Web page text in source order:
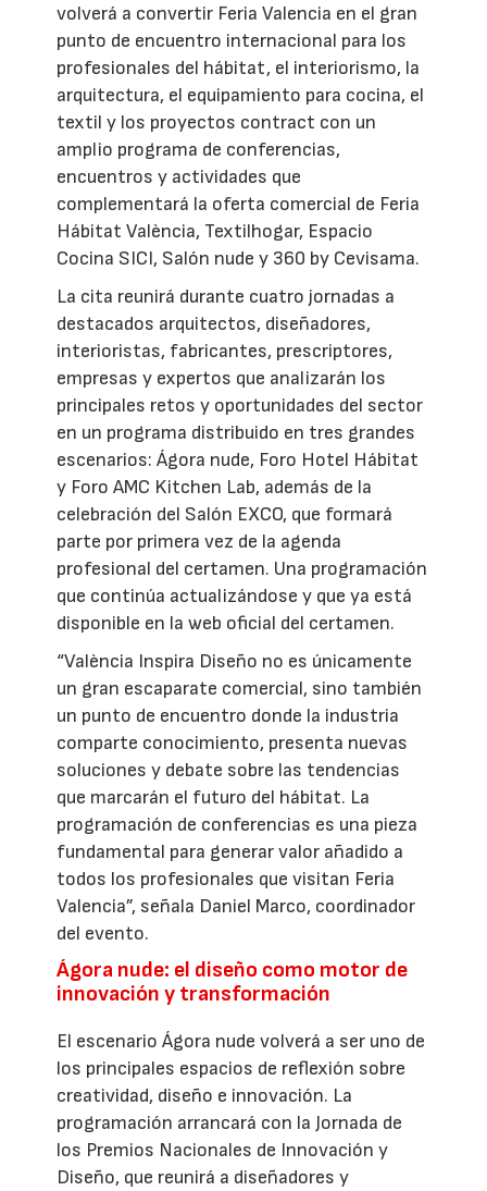
volverá a convertir Feria Valencia en el gran
punto de encuentro internacional para los
profesionales del hábitat, el interiorismo, la
arquitectura, el equipamiento para cocina, el
textil y los proyectos contract con un
amplio programa de conferencias,
encuentros y actividades que
complementará la oferta comercial de Feria
Hábitat València, Textilhogar, Espacio
Cocina SICI, Salón nude y 360 by Cevisama.
La cita reunirá durante cuatro jornadas a
destacados arquitectos, diseñadores,
interioristas, fabricantes, prescriptores,
empresas y expertos que analizarán los
principales retos y oportunidades del sector
en un programa distribuido en tres grandes
escenarios: Ágora nude, Foro Hotel Hábitat
y Foro AMC Kitchen Lab, además de la
celebración del Salón EXCO, que formará
parte por primera vez de la agenda
profesional del certamen. Una programación
que continúa actualizándose y que ya está
disponible en la web oficial del certamen.
“València Inspira Diseño no es únicamente
un gran escaparate comercial, sino también
un punto de encuentro donde la industria
comparte conocimiento, presenta nuevas
soluciones y debate sobre las tendencias
que marcarán el futuro del hábitat. La
programación de conferencias es una pieza
fundamental para generar valor añadido a
todos los profesionales que visitan Feria
Valencia”, señala Daniel Marco, coordinador
del evento.
Ágora nude: el diseño como motor de
innovación y transformación
El escenario Ágora nude volverá a ser uno de
los principales espacios de reflexión sobre
creatividad, diseño e innovación. La
programación arrancará con la Jornada de
los Premios Nacionales de Innovación y
Diseño, que reunirá a diseñadores y